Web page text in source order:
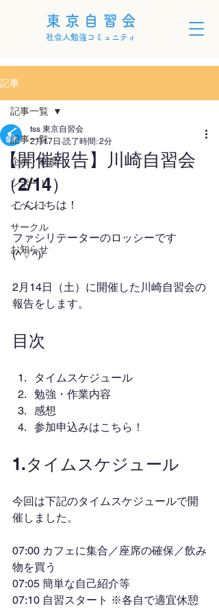
東京自習会
社会人勉強コミュニティ
記事
記事一覧
企画・制度
レポート
イベント
サークル
お知らせ
記事一覧
【開催報告】川崎自習会
（2/14）
tss 東京自習会
2月17日 読了時間: 2分
こんにちは！
ファシリテーターのロッシーです
(^▽^)/
2月14日（土）に開催した川崎自習会の
報告をします。
目次
タイムスケジュール
勉強・作業内容
感想
参加申込みはこちら！
1.タイムスケジュール
今回は下記のタイムスケジュールで開
催しました。
07:00 カフェに集合／座席の確保／飲み
物を買う
07:05 簡単な自己紹介等
07:10 自習スタート ※各自で適宜休憩